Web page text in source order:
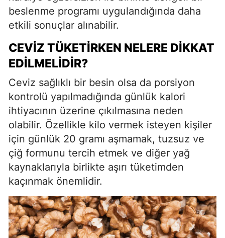
beslenme programı uygulandığında daha
etkili sonuçlar alınabilir.
CEVIZ TÜKETIRKEN NELERE DIKKAT
EDILMELIDIR?
Ceviz sağlıklı bir besin olsa da porsiyon
kontrolü yapılmadığında günlük kalori
ihtiyacının üzerine çıkılmasına neden
olabilir. Özellikle kilo vermek isteyen kişiler
için günlük 20 gramı aşmamak, tuzsuz ve
çiğ formunu tercih etmek ve diğer yağ
kaynaklarıyla birlikte aşırı tüketimden
kaçınmak önemlidir.